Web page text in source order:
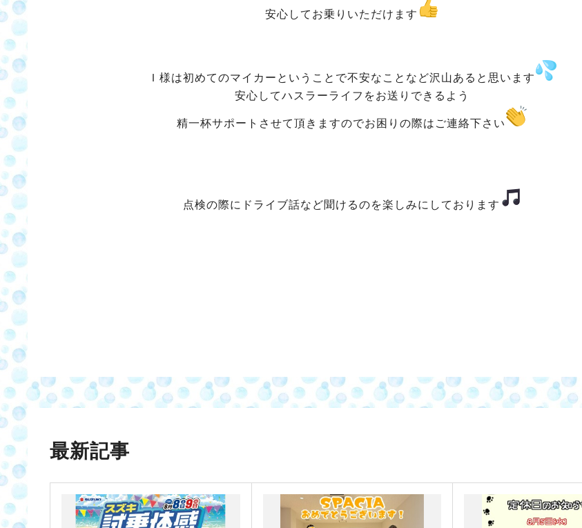
安心してお乗りいただけます
Ｉ様は初めてのマイカーということで不安なことなど沢山あると思います
安心してハスラーライフをお送りできるよう
精一杯サポートさせて頂きますのでお困りの際はご連絡下さい
点検の際にドライブ話など聞けるのを楽しみにしております
最新記事